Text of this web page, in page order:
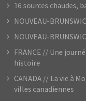
16 sources chaudes,
NOUVEAU-
NOUVEAU-
FRANCE // Une
histoire
CANADA // La vie à
villes canadiennes